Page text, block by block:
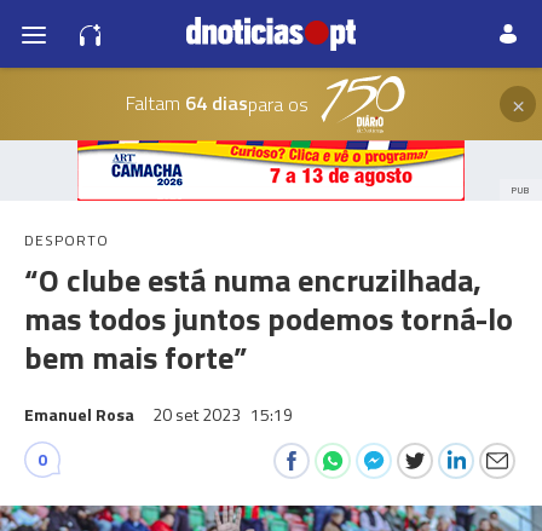
Faltam 64 diaspara os ×
PUB
DESPORTO
“O clube está numa encruzilhada,
mas todos juntos podemos torná-lo
bem mais forte”
Emanuel Rosa 20 set 2023 15:19
0